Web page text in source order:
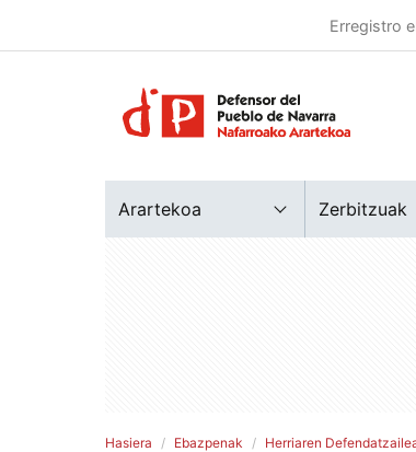
Erregistro
Arartekoa Zerbitzuak
Hasiera Ebazpenak
Herriaren